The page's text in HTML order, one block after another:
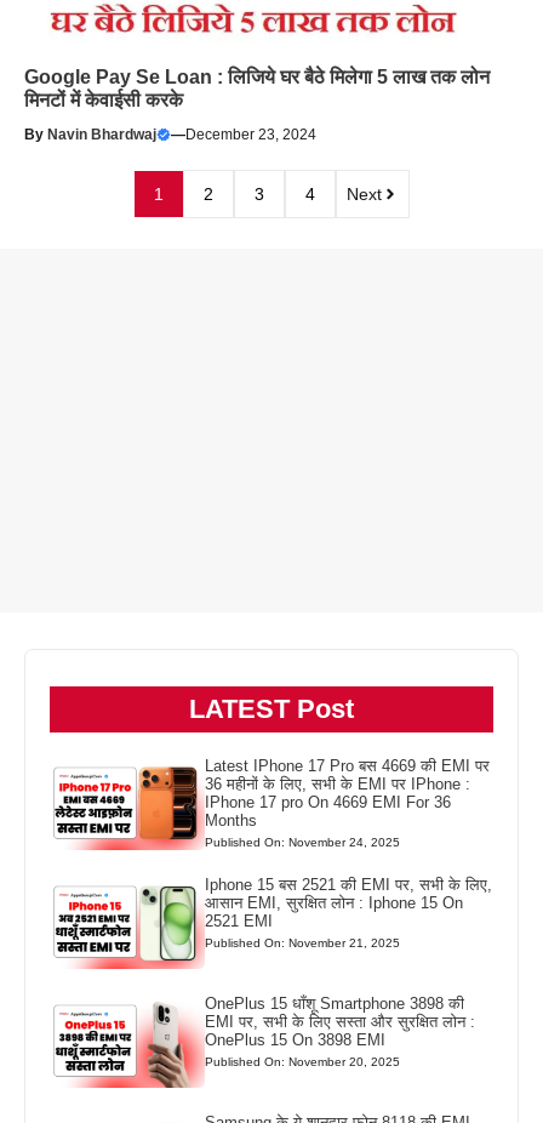
Google Pay Se Loan : लिजिये घर बैठे मिलेगा 5 लाख तक लोन
मिनटों में केवाईसी करके
By Navin Bhardwaj —December 23, 2024
1 2 3 4 Next
LATEST Post
Latest IPhone 17 Pro बस 4669 की EMI पर
36 महीनों के लिए, सभी के EMI पर IPhone :
IPhone 17 pro On 4669 EMI For 36
Months
Published On: November 24, 2025
Iphone 15 बस 2521 की EMI पर, सभी के लिए,
आसान EMI, सुरक्षित लोन : Iphone 15 On
2521 EMI
Published On: November 21, 2025
OnePlus 15 धाँशू Smartphone 3898 की
EMI पर, सभी के लिए सस्ता और सुरक्षित लोन :
OnePlus 15 On 3898 EMI
Published On: November 20, 2025